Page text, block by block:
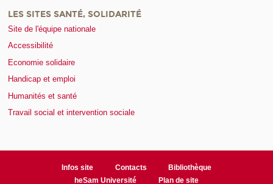
LES SITES SANTÉ, SOLIDARITÉ
Site de l'équipe nationale
Accessibilité
Economie solidaire
Handicap et emploi
Humanités et santé
Travail social et intervention sociale
Infos site Contacts
Bibliothèque
heSam Université
Plan de site